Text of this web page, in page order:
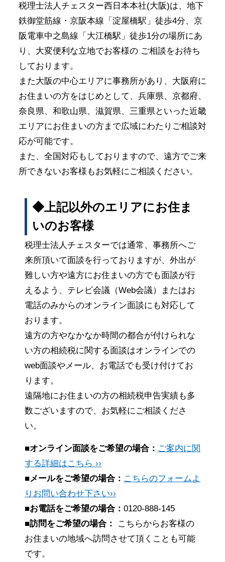
税理士法人チェスター西日本本社(大阪)は、地下
鉄御堂筋線・京阪本線「淀屋橋駅」徒歩4分、京
阪電車中之島線「大江橋駅」徒歩1分の場所にあ
り、大変便利な立地でお客様の ご相談をお待ち
しております。
また大阪の中心エリアに事務所があり、大阪府に
お住まいの方をはじめとして、兵庫県、京都府、
奈良県、和歌山県、滋賀県、三重県といった近畿
エリアにお住まいの方まで広域にわたりご相談対
応が可能です。
また、全国対応もしておりますので、遠方でご来
所できないお客様もお気軽にご相談ください。
◆上記以外のエリアにお住ま
いのお客様
税理士法人チェスターでは通常、事務所へご
来所頂いて面談を行っておりますが、外出が
難しい方や遠方にお住まいの方でも面談が行
えるよう、テレビ会議（Web会議）またはお
電話のみからのオンライン面談にも対応して
おります。
遠方の方やなかなか時間の都合が付けられな
い方の相続税に関する面談はオンラインでの
web面談やメール、お電話でも受け付けてお
ります。
遠隔地にお住まいの方の相続税申告実績も多
数ございますので、お気軽にご相談くださ
い。
■オンライン面談をご希望の場合： ご案内に関
する詳細はこちら ››
■メールをご希望の場合： こちらのフォームよ
りお問い合わせ下さい››
■お電話をご希望の場合： 0120-888-145
■訪問をご希望の場合：
こちらからお客様の
お住まいの地域へ訪問させて頂くことも可能
です。